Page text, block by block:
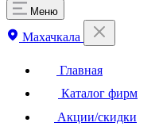
Меню
Махачкала
Главная
Каталог фирм
Акции/скидки